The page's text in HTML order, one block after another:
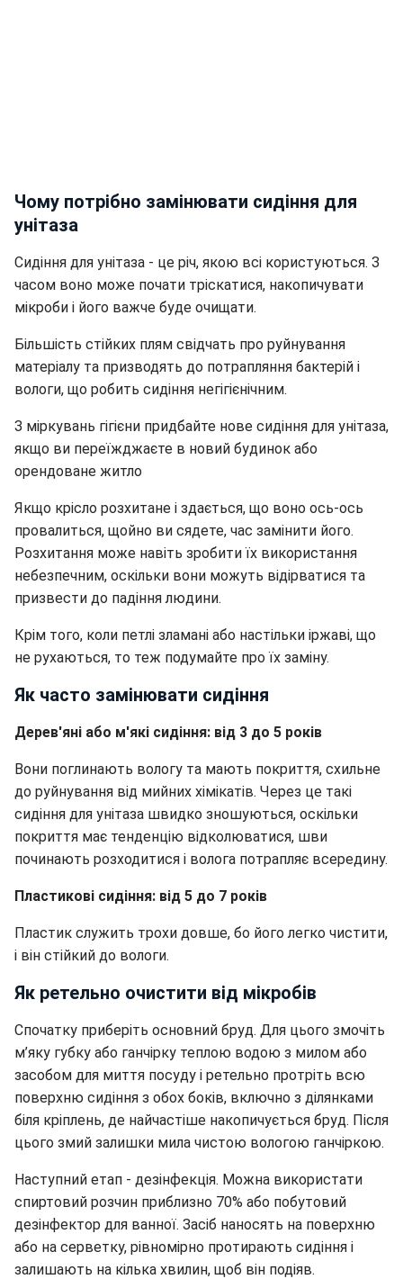
Чому потрібно замінювати сидіння для
унітаза
Сидіння для унітаза - це річ, якою всі користуються. З
часом воно може почати тріскатися, накопичувати
мікроби і його важче буде очищати.
Більшість стійких плям свідчать про руйнування
матеріалу та призводять до потрапляння бактерій і
вологи, що робить сидіння негігієнічним.
З міркувань гігієни придбайте нове сидіння для унітаза,
якщо ви переїжджаєте в новий будинок або
орендоване житло
Якщо крісло розхитане і здається, що воно ось-ось
провалиться, щойно ви сядете, час замінити його.
Розхитання може навіть зробити їх використання
небезпечним, оскільки вони можуть відірватися та
призвести до падіння людини.
Крім того, коли петлі зламані або настільки іржаві, що
не рухаються, то теж подумайте про їх заміну.
Як часто замінювати сидіння
Дерев'яні або м'які сидіння: від 3 до 5 років
Вони поглинають вологу та мають покриття, схильне
до руйнування від мийних хімікатів. Через це такі
сидіння для унітаза швидко зношуються, оскільки
покриття має тенденцію відколюватися, шви
починають розходитися і волога потрапляє всередину.
Пластикові сидіння: від 5 до 7 років
Пластик служить трохи довше, бо його легко чистити,
і він стійкий до вологи.
Як ретельно очистити від мікробів
Спочатку приберіть основний бруд. Для цього змочіть
м’яку губку або ганчірку теплою водою з милом або
засобом для миття посуду і ретельно протріть всю
поверхню сидіння з обох боків, включно з ділянками
біля кріплень, де найчастіше накопичується бруд. Після
цього змий залишки мила чистою вологою ганчіркою.
Наступний етап - дезінфекція. Можна використати
спиртовий розчин приблизно 70% або побутовий
дезінфектор для ванної. Засіб наносять на поверхню
або на серветку, рівномірно протирають сидіння і
залишають на кілька хвилин, щоб він подіяв.